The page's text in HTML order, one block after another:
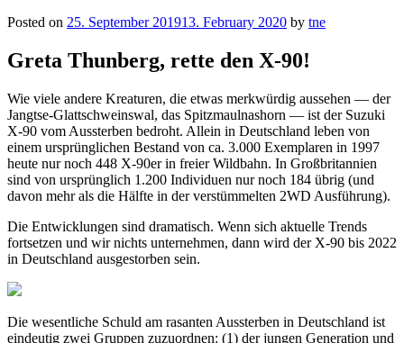
Posted on 25. September 201913. February 2020 by tne
Greta Thunberg, rette den X-90!
Wie viele andere Kreaturen, die etwas merkwürdig aussehen — der
Jangtse-Glattschweinswal, das Spitzmaulnashorn — ist der Suzuki
X-90 vom Aussterben bedroht. Allein in Deutschland leben von
einem ursprünglichen Bestand von ca. 3.000 Exemplaren in 1997
heute nur noch 448 X-90er in freier Wildbahn. In Großbritannien
sind von ursprünglich 1.200 Individuen nur noch 184 übrig (und
davon mehr als die Hälfte in der verstümmelten 2WD Ausführung).
Die Entwicklungen sind dramatisch. Wenn sich aktuelle Trends
fortsetzen und wir nichts unternehmen, dann wird der X-90 bis 2022
in Deutschland ausgestorben sein.
Die wesentliche Schuld am rasanten Aussterben in Deutschland ist
eindeutig zwei Gruppen zuzuordnen: (1) der jungen Generation und